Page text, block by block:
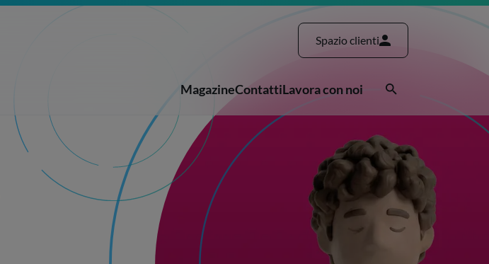
Spazio clienti
MagazineContattiLavora con noi